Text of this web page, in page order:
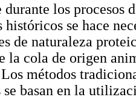
los procesos
históricos se hace
de naturaleza
la cola de origen
métodos
se basan en la